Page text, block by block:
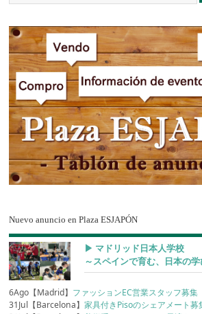
Nuevo anuncio en Plaza ESJAPÓN
▶︎ マドリッド日本人学校
～スペインで育む、日本の
6Ago【Madrid】 ファッションEC営業スタッフ募集
31Jul【Barcelona】家具付きPisoのシェアメート募